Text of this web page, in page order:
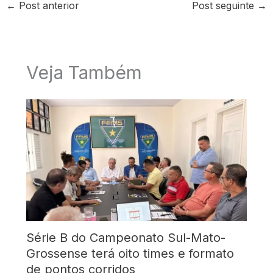
← Post anterior Post seguinte →
Veja Também
Série B do Campeonato Sul-Mato-
Grossense terá oito times e formato
de pontos corridos